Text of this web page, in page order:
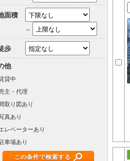
面積
～
歩
他
貸中
主・代理
取り図あり
真あり
レベーターあり
車場あり
この条件で検索する